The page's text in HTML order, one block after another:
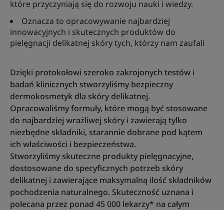
które przyczyniają się do rozwoju nauki i wiedzy.
Oznacza to opracowywanie najbardziej
innowacyjnych i skutecznych produktów do
pielęgnacji delikatnej skóry tych, którzy nam zaufali
Dzięki protokołowi szeroko zakrojonych testów i
badań klinicznych stworzyliśmy bezpieczny
dermokosmetyk dla skóry delikatnej.
Opracowaliśmy formuły, które mogą być stosowane
do najbardziej wrażliwej skóry i zawierają tylko
niezbędne składniki, starannie dobrane pod kątem
ich właściwości i bezpieczeństwa.
Stworzyliśmy skuteczne produkty pielęgnacyjne,
dostosowane do specyficznych potrzeb skóry
delikatnej i zawierające maksymalną ilość składników
pochodzenia naturalnego. Skuteczność uznana i
polecana przez ponad 45 000 lekarzy* na całym